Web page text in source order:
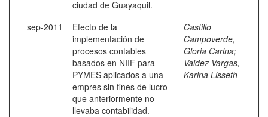
ciudad de Guayaquil.
sep-2011
Efecto de la
implementación de
procesos contables
basados en NIIF para
PYMES aplicados a una
empres sin fines de lucro
que anteriormente no
llevaba contabilidad.
Castillo
Campoverde,
Gloria Carina;
Valdez Vargas,
Karina Lisseth